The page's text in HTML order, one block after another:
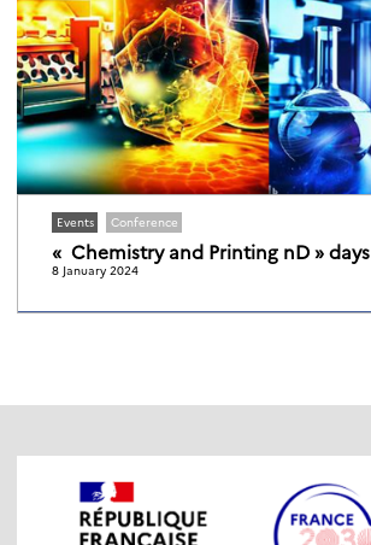
Events Conference
« Chemistry and Printing nD » days
8 January 2024